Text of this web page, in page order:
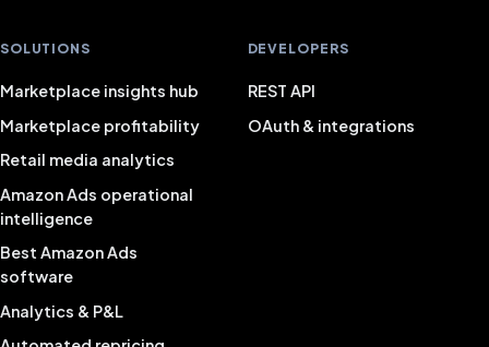
SOLUTIONS
Marketplace insights hub
Marketplace profitability
Retail media analytics
Amazon Ads operational
intelligence
Best Amazon Ads
software
Analytics & P&L
DEVELOPERS
REST API
OAuth & integrations